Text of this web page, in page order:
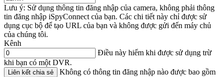
Lưu ý: Sử dụng thông tin đăng nhập của camera, không phải thông
tin đăng nhập iSpyConnect của bạn. Các chi tiết này chỉ được sử
dụng cục bộ để tạo URL của bạn và không được gửi đến máy chủ
của chúng tôi.
Kênh
Điều này hiếm khi được sử dụng trừ
khi bạn có một DVR.
Liên kết chia sẻ Không có thông tin đăng nhập nào được bao gồm